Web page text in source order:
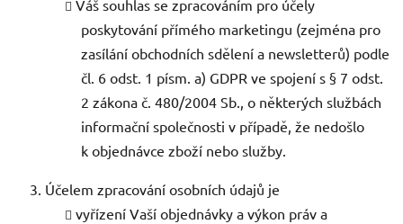
Váš souhlas se zpracováním pro účely
poskytování přímého marketingu (zejména pro
zasílání obchodních sdělení a newsletterů) podle
čl. 6 odst. 1 písm. a) GDPR ve spojení s § 7 odst.
2 zákona č. 480/2004 Sb., o některých službách
informační společnosti v případě, že nedošlo
k objednávce zboží nebo služby.
Účelem zpracování osobních údajů je
vyřízení Vaší objednávky a výkon práv a